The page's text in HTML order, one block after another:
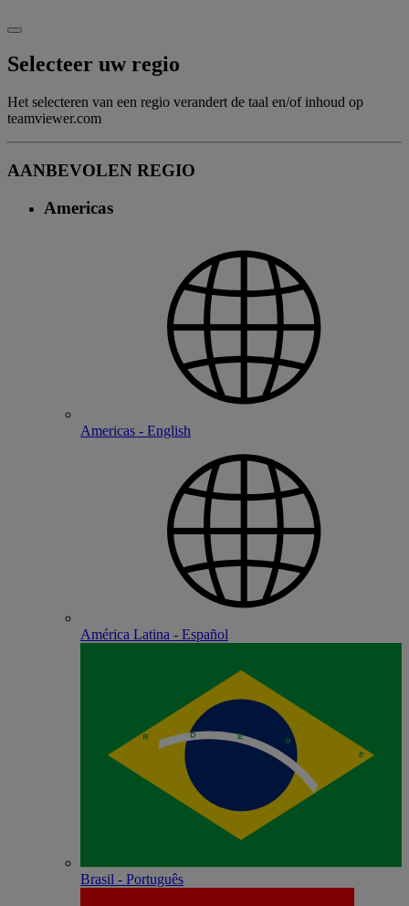
Selecteer uw regio
Het selecteren van een regio verandert de taal en/of inhoud op
teamviewer.com
AANBEVOLEN REGIO
Americas
Americas - English
América Latina - Español
Brasil - Português